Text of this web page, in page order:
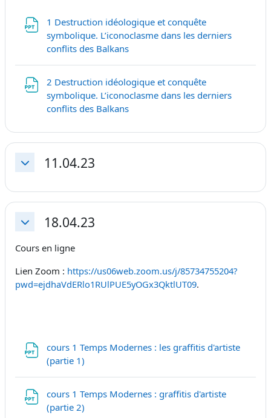
1 Destruction idéologique et conquête
symbolique. L’iconoclasme dans les derniers
conflits des Balkans
2 Destruction idéologique et conquête
symbolique. L’iconoclasme dans les derniers
conflits des Balkans
Replier11.04.23
Replier18.04.23
Cours en ligne
Lien Zoom : https://us06web.zoom.us/j/85734755204?
pwd=ejdhaVdERlo1RUlPUE5yOGx3QktlUT09.
cours 1 Temps Modernes : les graffitis d'artiste
(partie 1)
cours 1 Temps Modernes : graffitis d'artiste
(partie 2)